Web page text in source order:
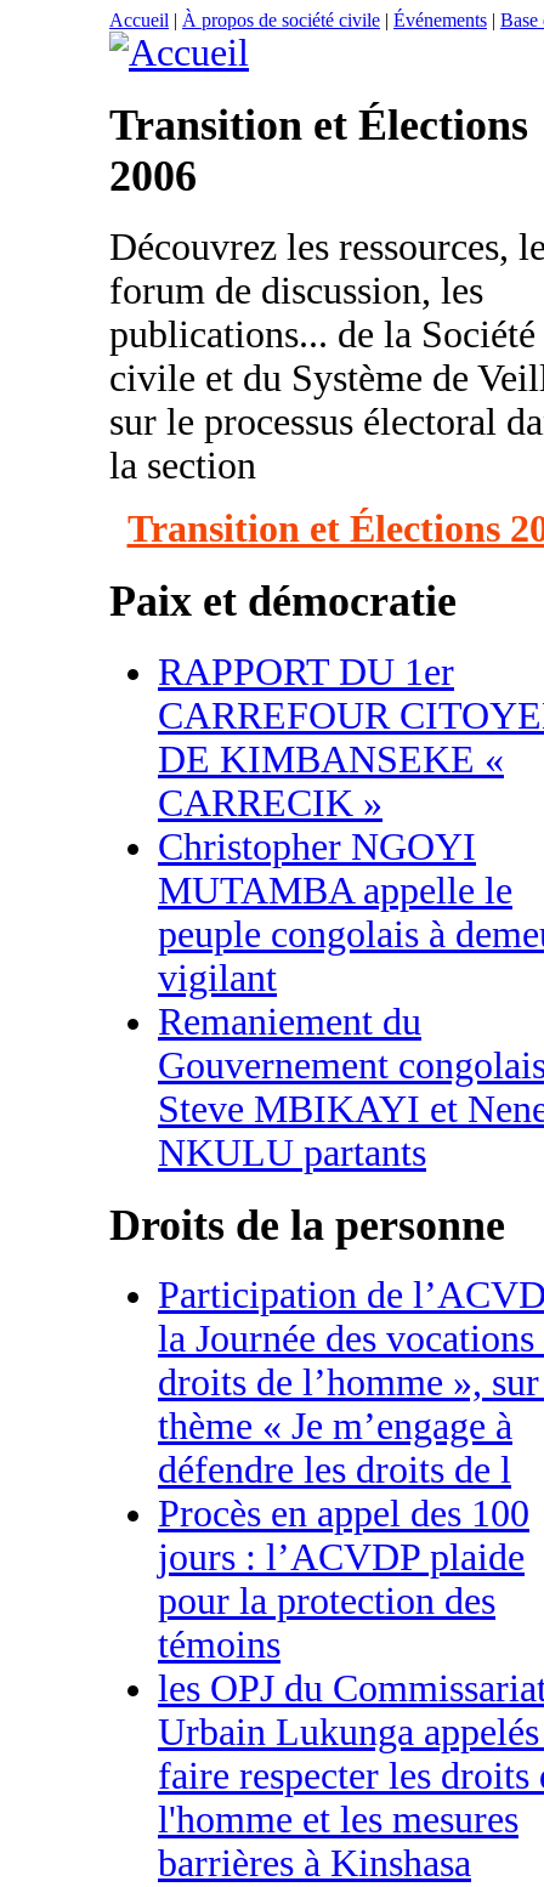
Accueil | À propos de société civile | Événements | Base
Transition et Élections
2006
Découvrez les ressources,
forum de discussion, les
publications... de la Société
civile et du Système de
sur le processus électoral
la section
Transition et Élections
Paix et démocratie
RAPPORT DU 1er
CARREFOUR
DE KIMBANSEKE «
CARRECIK »
Christopher NGOYI
MUTAMBA appelle le
peuple congolais à
vigilant
Remaniement du
Gouvernement
Steve MBIKAYI et
NKULU partants
Droits de la personne
Participation de
la Journée des vocations
droits de l’homme »,
thème « Je m’engage à
défendre les droits de l
Procès en appel des 100
jours : l’ACVDP plaide
pour la protection des
témoins
les OPJ du
Urbain Lukunga
faire respecter les droits
l'homme et les mesures
barrières à Kinshasa